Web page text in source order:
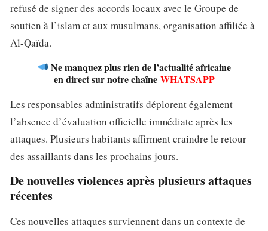
refusé de signer des accords locaux avec le Groupe de
soutien à l’islam et aux musulmans, organisation affiliée à
Al-Qaïda.
Ne manquez plus rien de l’actualité africaine
en direct sur notre chaîne WHATSAPP
Les responsables administratifs déplorent également
l’absence d’évaluation officielle immédiate après les
attaques. Plusieurs habitants affirment craindre le retour
des assaillants dans les prochains jours.
De nouvelles violences après plusieurs attaques
récentes
Ces nouvelles attaques surviennent dans un contexte de